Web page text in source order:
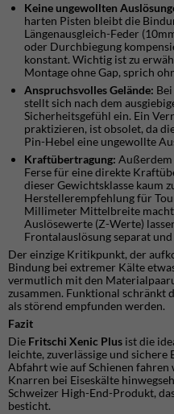
Keine ungewollten Auslö
harten Pisten bleibt die
Längenausgleich-Feder
oder Durchbiegung
konstant. Wichtig ist zu
Montage ohne Gap, sprich
Anspruchsvolles Gelände:
stellt sich nach dem
Sicherheitsgefühl ein. Ein
praktizieren, ist obsolet, da
Pin-Hebel eine ungewollte
Kraftübertragung:
Ferse für eine direkte
dieser Gewichtsklasse kaum
Herstellerempfehlung für
Millimeter Mittelbreite macht
Auslösewerte (Z-Werte)
Frontalauslösung separat
​Der einzige Kritikpunkt, der
Bindung bei extremer Kälte
vermutlich mit den
zusammen. Funktional schränkt
als störend empfunden werden.
Fazit
​Die Fritschi Xenic Plus ist die
leichte, zuverlässige und sichere
Abfahrt wie auf Schienen
Knarren bei Eiseskälte
Schweizer High-End-Produkt,
besticht.